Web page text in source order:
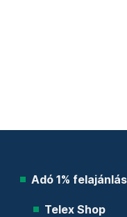
Adó 1% felajánlás
Telex Shop